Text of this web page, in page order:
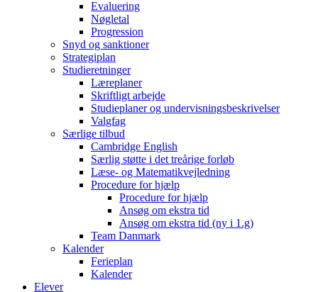
Evaluering
Nøgletal
Progression
Snyd og sanktioner
Strategiplan
Studieretninger
Læreplaner
Skriftligt arbejde
Studieplaner og undervisningsbeskrivelser
Valgfag
Særlige tilbud
Cambridge English
Særlig støtte i det treårige forløb
Læse- og Matematikvejledning
Procedure for hjælp
Procedure for hjælp
Ansøg om ekstra tid
Ansøg om ekstra tid (ny i 1.g)
Team Danmark
Kalender
Ferieplan
Kalender
Elever